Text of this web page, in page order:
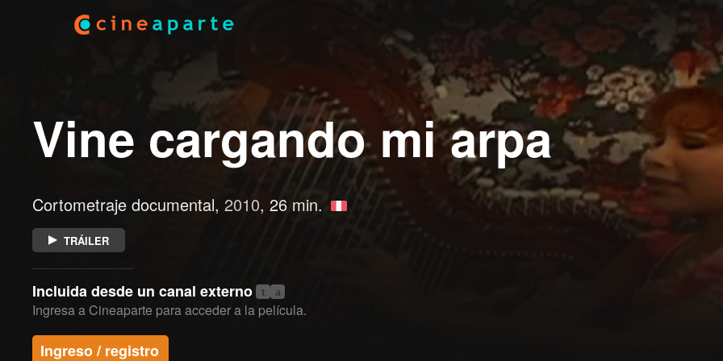
Vine cargando mi arpa
Cortometraje documental, 2010, 26 min.
TRÁILER
Incluida desde un canal externo t a
Ingresa a Cineaparte para acceder a la película.
Ingreso / registro